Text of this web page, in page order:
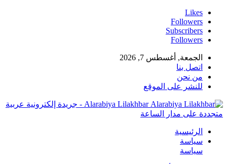
Likes
Followers
Subscribers
Followers
الجمعة, أغسطس 7, 2026
اتصل بنا
من نحن
للنشر على الموقع
Alarabiya Lilakhbar - جريدة إلكترونية عربية
متجددة على مدار الساعة
الرئيسية
سياسة
سياسة